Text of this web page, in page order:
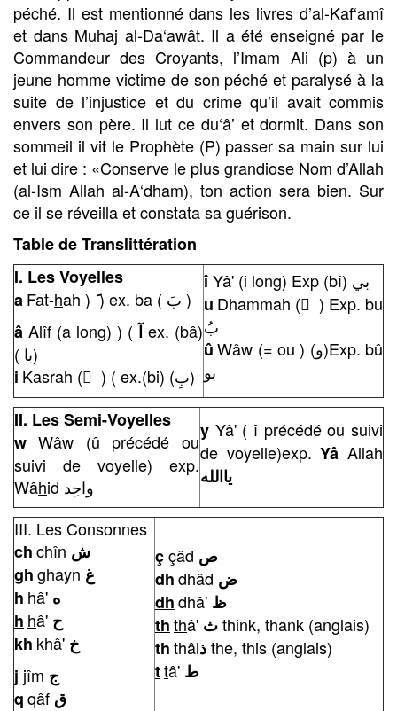
péché. Il est mentionné dans les livres d’al-Kaf‘amî
et dans Muhaj al-Da‘awât. Il a été enseigné par le
Commandeur des Croyants, l’Imam Ali (p) à un
jeune homme victime de son péché et paralysé à la
suite de l’injustice et du crime qu’il avait commis
envers son père. Il lut ce du‘â’ et dormit. Dans son
sommeil il vit le Prophète (P) passer sa main sur lui
et lui dire : «Conserve le plus grandiose Nom d’Allah
(al-Ism Allah al-A‘dham), ton action sera bien. Sur
ce il se réveilla et constata sa guérison.
Table de Translittération
I. Les Voyelles
aFat-hah ) َ
) ex. ba ( بَ )
â Alîf (a long) ) ( آex. (bâ)
( با)
i
Kasrah ( ِ ) ( ex.(bi) (بِ)
î
Yâ' (i long) Exp (bî) بي
u Dhammah ( ُ ) Exp. bu
بُ
û Wâw (= ou ) (و)Exp. bû
بو
II. Les Semi-Voyelles
w Wâw (û précédé ou
suivi de voyelle) exp.
Wâh id واحِد
y Yâ' ( î précédé ou suivi
de voyelle)exp.Yâ Allah
ياالله
III. Les Consonnes
chchîn ش
ghghayn غ
h hâ' ه
h hâ' ح
kh khâ' خ
j jîm ج
qqâf ق
ççâd ص
dhdhâd ض
dhdhâ' ظ
ththâ' ثthink, thank (anglais)
ththâl the, this (anglais)
ttâ' ط